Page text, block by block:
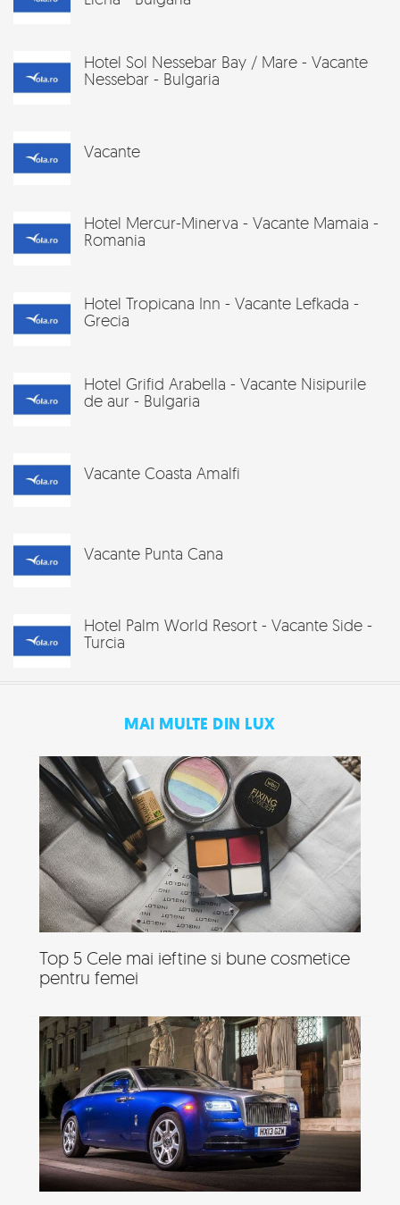
Hotel Sol Nessebar Bay / Mare - Vacante
Nessebar - Bulgaria
Vacante
Hotel Mercur-Minerva - Vacante Mamaia -
Romania
Hotel Tropicana Inn - Vacante Lefkada -
Grecia
Hotel Grifid Arabella - Vacante Nisipurile
de aur - Bulgaria
Vacante Coasta Amalfi
Vacante Punta Cana
Hotel Palm World Resort - Vacante Side -
Turcia
MAI MULTE DIN LUX
Top 5 Cele mai ieftine si bune cosmetice
pentru femei